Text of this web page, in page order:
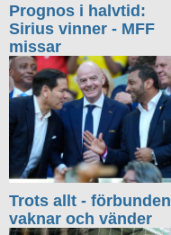
Prognos i halvtid:
Sirius vinner - MFF
missar
Trots allt - förbunden
vaknar och vänder